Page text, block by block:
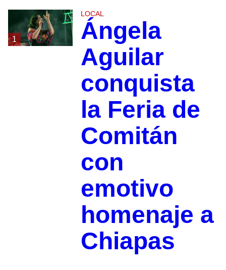
1
LOCAL
Ángela
Aguilar
conquista
la Feria de
Comitán
con
emotivo
homenaje a
Chiapas